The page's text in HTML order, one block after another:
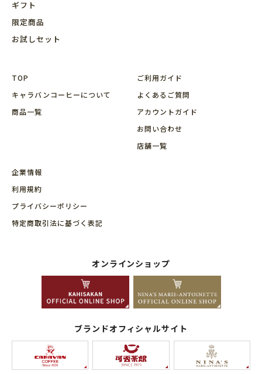
ギフト
限定商品
お試しセット
TOP
キャラバンコーヒーについて
商品⼀覧
ご利用ガイド
よくあるご質問
アカウントガイド
お問い合わせ
店舗⼀覧
企業情報
利用規約
プライバシーポリシー
特定商取引法に基づく表記
オンラインショップ
ブランドオフィシャルサイト